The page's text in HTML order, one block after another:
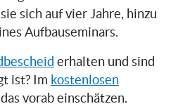
sich auf vier Jahre, hinzu
Aufbauseminars.
erhalten und sind
ist? Im kostenlosen
vorab einschätzen.